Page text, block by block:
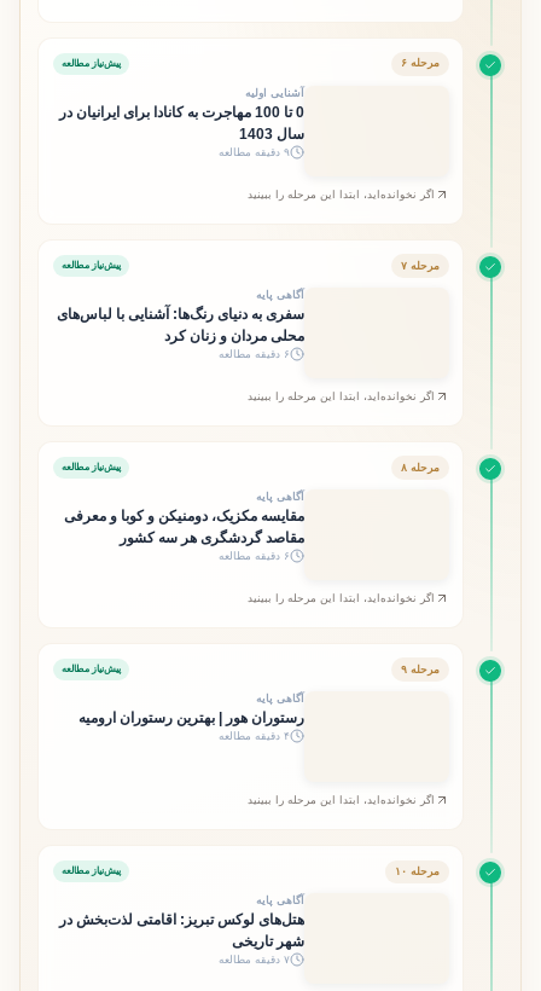
مرحله ۶ پیش‌نیاز مطالعه
آشنایی اولیه
0 تا 100 مهاجرت به کانادا برای ایرانیان در
سال 1403
۹ دقیقه مطالعه
اگر نخوانده‌اید، ابتدا این مرحله را ببینید
مرحله ۷ پیش‌نیاز مطالعه
آگاهی پایه
سفری به دنیای رنگ‌ها: آشنایی با لباس‌های
محلی مردان و زنان کرد
۶ دقیقه مطالعه
اگر نخوانده‌اید، ابتدا این مرحله را ببینید
مرحله ۸ پیش‌نیاز مطالعه
آگاهی پایه
مقایسه مکزیک، دومنیکن و کوبا و معرفی
مقاصد گردشگری هر سه کشور
۶ دقیقه مطالعه
اگر نخوانده‌اید، ابتدا این مرحله را ببینید
مرحله ۹ پیش‌نیاز مطالعه
آگاهی پایه
رستوران هور | بهترین رستوران ارومیه
۴ دقیقه مطالعه
اگر نخوانده‌اید، ابتدا این مرحله را ببینید
مرحله ۱۰ پیش‌نیاز مطالعه
آگاهی پایه
هتل‌های لوکس تبریز: اقامتی لذت‌بخش در
شهر تاریخی
۷ دقیقه مطالعه